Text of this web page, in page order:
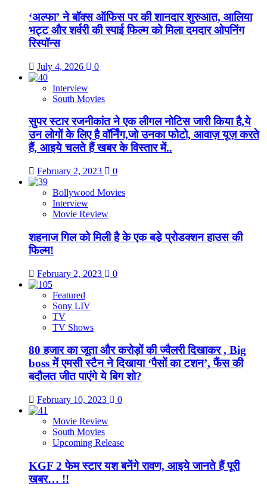
‘अल्फा’ ने बॉक्स ऑफिस पर की शानदार शुरुआत, आलिया
भट्ट और शर्वरी की स्पाई फिल्म को मिला दमदार ओपनिंग
रिस्पॉन्स
July 4, 2026 0
Interview
South Movies
सुपर स्टार रजनीकांत ने एक लीगल नोटिस जारी किया है,ये
उन लोगों के लिए है वॉर्निंग,जो उनका फोटो, आवाज़ यूज़ करते
हैं, आइये चलते हैं खबर के विस्तार में..
February 2, 2023 0
Bollywood Movies
Interview
Movie Review
शहनाज गिल को मिली है के एक बडे़ प्रोडक्शन हाउस की
फिल्म!
February 2, 2023 0
Featured
Sony LIV
TV
TV Shows
80 हजार का जूता और करोड़ों की ज्वैलरी दिखाकर , Big
boss में एमसी स्टैन ने दिखाया ‘पैसों का टशन’, फैंस की
बदौलत जीत पाएंगे ये बिग शो?
February 10, 2023 0
Movie Review
South Movies
Upcoming Release
KGF 2 फेम स्टार यश बनेंगे रावण, आइये जानते हैं पूरी
खबर… !!